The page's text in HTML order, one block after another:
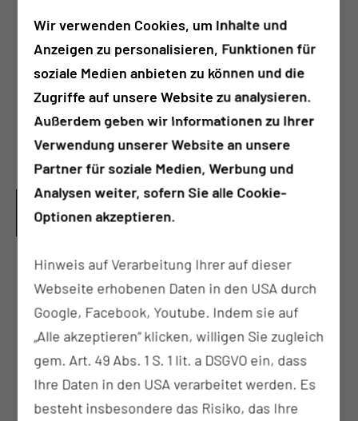
Stoffwechselerkrankungen (z.B. Gicht), bei
Erkrankungen
Schmerzsyndrome des Skeletts
Knochenerkrankungen (z.B. Osteoporose)
UMFASSENDE DIAGNOSTIK RHEUMATISCH
BEDINGTER ERKRANKUNGEN UND MÖGLICHER
BEGLEITERKRANKUNGEN
Komplexe Labordiagnostik: klinisch-
chemisches Labor, Serologie,
immunologisches Labor, Synoviaanalyse,
mikrobiologisches und pathohistologisches
Labor
Röntgendiagnostik
Computertomografie (CT)
Wir verwenden Cookies, um Inhalte und
Anzeigen zu personalisieren, Funktionen für
soziale Medien anbieten zu können und die
Zugriffe auf unsere Website zu analysieren.
Außerdem geben wir Informationen zu Ihrer
Verwendung unserer Website an unsere
Partner für soziale Medien, Werbung und
Analysen weiter, sofern Sie alle Cookie-
Optionen akzeptieren.
Hinweis auf Verarbeitung Ihrer auf dieser
Webseite erhobenen Daten in den USA durch
Google, Facebook, Youtube. Indem sie auf
„Alle akzeptieren“ klicken, willigen Sie zugleich
gem. Art. 49 Abs. 1 S. 1 lit. a DSGVO ein, dass
Ihre Daten in den USA verarbeitet werden. Es
besteht insbesondere das Risiko, das Ihre